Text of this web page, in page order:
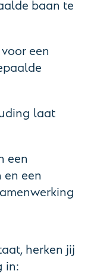
baan te
een
laat
een
een
herken jij
in: